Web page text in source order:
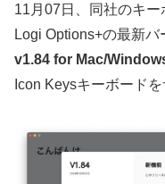
11月07日、同社のキ
Logi Options+の最新バ
v1.84 for Mac/Windows
Icon Keysキーボード